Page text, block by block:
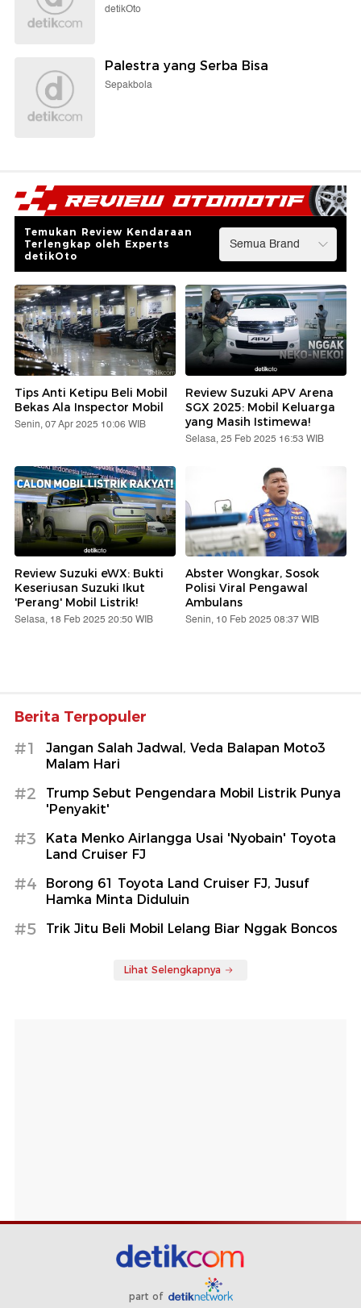
detikOto
Palestra yang Serba Bisa
Sepakbola
Temukan Review Kendaraan
Terlengkap oleh Experts
detikOto
Tips Anti Ketipu Beli Mobil
Bekas Ala Inspector Mobil
Senin, 07 Apr 2025 10:06 WIB
Review Suzuki APV Arena
SGX 2025: Mobil Keluarga
yang Masih Istimewa!
Selasa, 25 Feb 2025 16:53 WIB
Review Suzuki eWX: Bukti
Keseriusan Suzuki Ikut
'Perang' Mobil Listrik!
Selasa, 18 Feb 2025 20:50 WIB
Abster Wongkar, Sosok
Polisi Viral Pengawal
Ambulans
Senin, 10 Feb 2025 08:37 WIB
Berita Terpopuler
#1
Jangan Salah Jadwal, Veda Balapan Moto3
Malam Hari
#2
Trump Sebut Pengendara Mobil Listrik Punya
'Penyakit'
#3
Kata Menko Airlangga Usai 'Nyobain' Toyota
Land Cruiser FJ
#4
Borong 61 Toyota Land Cruiser FJ, Jusuf
Hamka Minta Diduluin
#5 Trik Jitu Beli Mobil Lelang Biar Nggak Boncos
Lihat Selengkapnya
part of